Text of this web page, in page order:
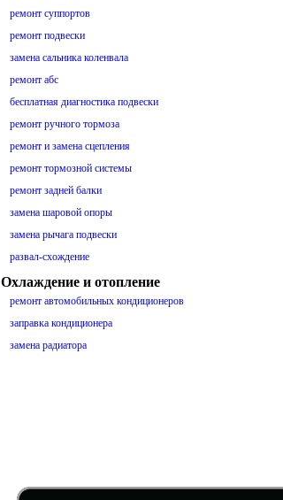
ремонт суппортов
ремонт подвески
замена сальника коленвала
ремонт абс
бесплатная диагностика подвески
ремонт ручного тормоза
ремонт и замена сцепления
ремонт тормозной системы
ремонт задней балки
замена шаровой опоры
замена рычага подвески
развал-схождение
Охлаждение и отопление
ремонт автомобильных кондиционеров
заправка кондиционера
замена радиатора